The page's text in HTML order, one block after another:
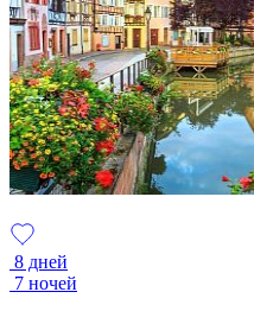
8 дней
7 ночей